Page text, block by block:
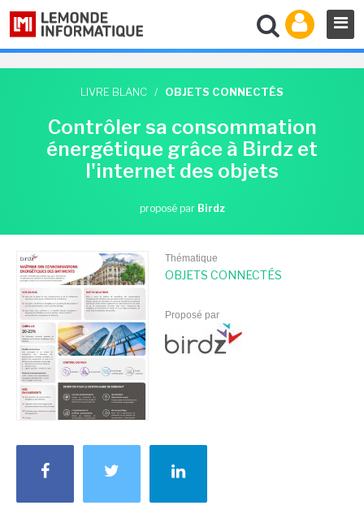
LIVRE BLANC / OBJETS CONNECTÉS
Contrôler sa consommation
énergétique grâce à Birdz et
l'internet des objets
proposé par Birdz
Thématique
OBJETS CONNECTÉS
Proposé par